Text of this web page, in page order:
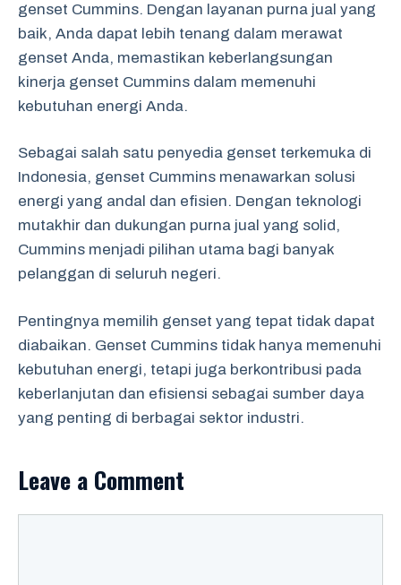
genset Cummins. Dengan layanan purna jual yang
baik, Anda dapat lebih tenang dalam merawat
genset Anda, memastikan keberlangsungan
kinerja genset Cummins dalam memenuhi
kebutuhan energi Anda.
Sebagai salah satu penyedia genset terkemuka di
Indonesia, genset Cummins menawarkan solusi
energi yang andal dan efisien. Dengan teknologi
mutakhir dan dukungan purna jual yang solid,
Cummins menjadi pilihan utama bagi banyak
pelanggan di seluruh negeri.
Pentingnya memilih genset yang tepat tidak dapat
diabaikan. Genset Cummins tidak hanya memenuhi
kebutuhan energi, tetapi juga berkontribusi pada
keberlanjutan dan efisiensi sebagai sumber daya
yang penting di berbagai sektor industri.
Leave a Comment